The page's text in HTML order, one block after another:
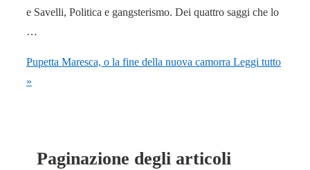
e Savelli, Politica e gangsterismo. Dei quattro saggi che lo
…
Pupetta Maresca, o la fine della nuova camorra Leggi tutto
»
Paginazione degli articoli